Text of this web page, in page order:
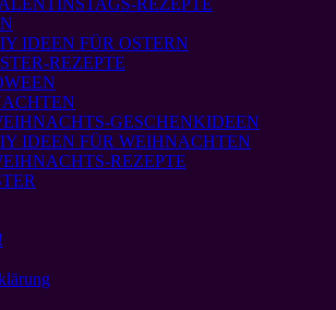
REZEPTE
IDEEN FÜR OSTERN
REZEPTE
GESCHENKIDEEN
IDEEN FÜR WEIHNACHTEN
REZEPTE